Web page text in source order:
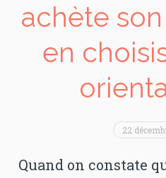
achète
en
22
Quand on constate